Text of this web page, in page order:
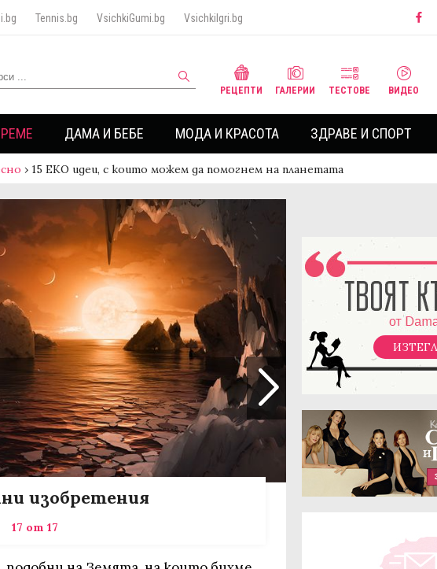
Tennis.bg VsichkiGumi.bg VsichkiIgri.bg
РЕЦЕПТИ ГАЛЕРИИ ТЕСТОВЕ ВИДЕО
ДАМА И БЕБЕ МОДА И КРАСОТА ЗДРАВЕ И СПОРТ
› 15 ЕКО идеи, с които можем да помогнем на планетата
изобретения
17 от 17